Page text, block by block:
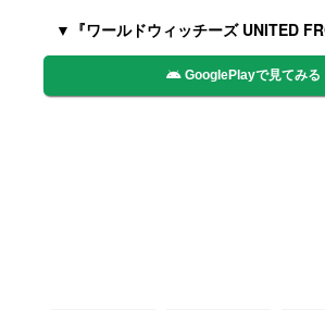
▼『ワールドウィッチーズ UNITED
GooglePlayで見てみる